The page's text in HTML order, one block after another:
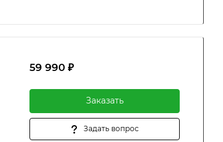
59 990 ₽
Заказать
Задать вопрос